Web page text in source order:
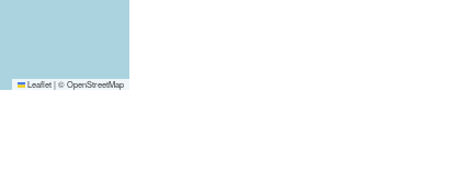
Leaflet|©OpenStreetMap